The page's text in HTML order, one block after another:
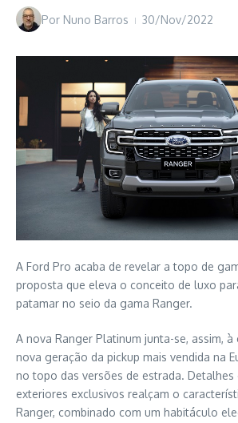
Por Nuno Barros 30/Nov/2022
A Ford Pro acaba de revelar a topo de
proposta que eleva o conceito de luxo
patamar no seio da gama Ranger.
A nova Ranger Platinum junta-se, assim,
nova geração da pickup mais vendida na
no topo das versões de estrada. Detalhes
exteriores exclusivos realçam o
Ranger, combinado com um habitáculo